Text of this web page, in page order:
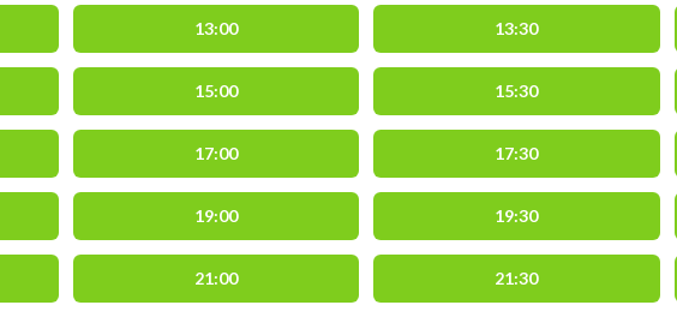
13:00 13:30
15:00 15:30
17:00 17:30
19:00 19:30
21:00 21:30